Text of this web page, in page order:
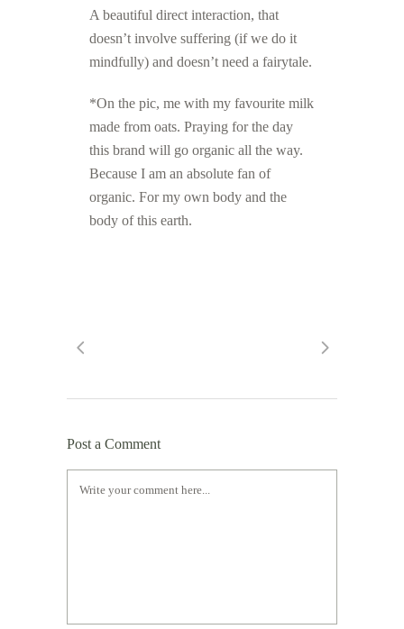
A beautiful direct interaction, that
doesn’t involve suffering (if we do it
mindfully) and doesn’t need a fairytale.
*On the pic, me with my favourite milk
made from oats. Praying for the day
this brand will go organic all the way.
Because I am an absolute fan of
organic. For my own body and the
body of this earth.
Post a Comment